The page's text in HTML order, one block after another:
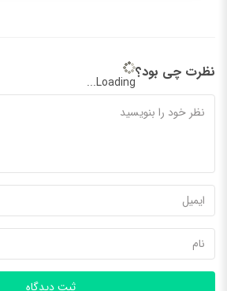
نظرت چی بود؟
Loading...
ثبت دیدگاه